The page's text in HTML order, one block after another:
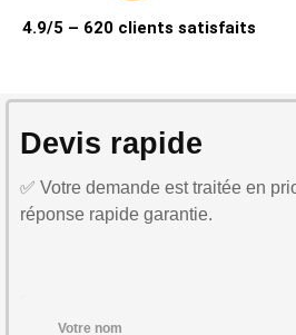
4.9/5 – 620 clients satisfaits
Devis rapide
✅ Votre demande est traitée en
réponse rapide garantie.
Votre nom